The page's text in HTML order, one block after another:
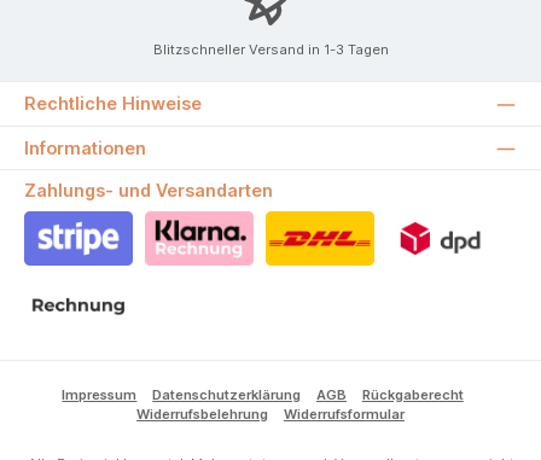
Blitzschneller Versand in 1-3 Tagen
Rechtliche Hinweise
Informationen
Zahlungs- und Versandarten
Impressum Datenschutzerklärung AGB
Rückgaberecht
Widerrufsbelehrung
Widerrufsformular